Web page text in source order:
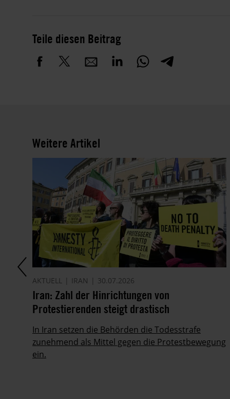
Teile diesen Beitrag
Weitere Artikel
AKTUELL IRAN 30.07.2026
Iran: Zahl der Hinrichtungen von
Protestierenden steigt drastisch
In Iran setzen die Behörden die Todesstrafe
zunehmend als Mittel gegen die Protestbewegung
ein.